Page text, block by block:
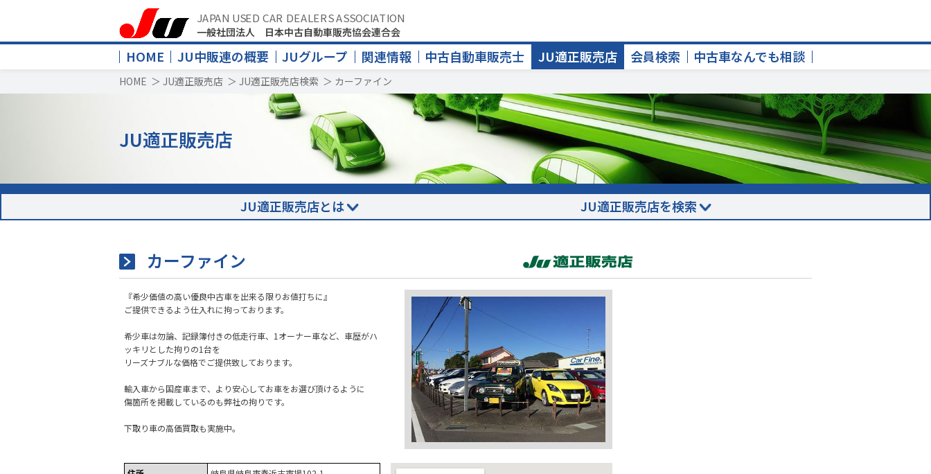
JAPAN USED CAR DEALERS ASSOCIATION
一般社団法人 日本中古自動車販売協会連合会
HOME JU中販連の概要 JUグループ 関連情報 中古自動車販売士 JU適正販売店 会員検索 中古車なんでも相談
HOME ＞ JU適正販売店 ＞ JU適正販売店検索 ＞ カーファイン
JU適正販売店
JU適正販売店とは JU適正販売店を検索
カーファイン
『希少価値の高い優良中古車を出来る限りお値打ちに』
ご提供できるよう仕入れに拘っております。
希少車は勿論、記録簿付きの低走行車、1オーナー車など、車歴がハ
ッキリとした拘りの1台を
リーズナブルな価格でご提供致しております。
輸入車から国産車まで、より安心してお車をお選び頂けるように
傷箇所を掲載しているのも弊社の拘りです。
下取り車の高価買取も実施中。